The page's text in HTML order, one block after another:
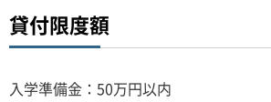
貸付限度額
入学準備金：50万円以内